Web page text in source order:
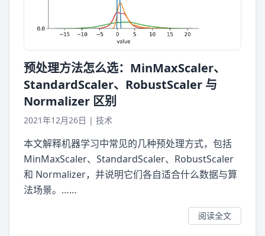
预处理方法怎么选：MinMaxScaler、
StandardScaler、RobustScaler 与
Normalizer 区别
2021年12月26日 | 技术
本文解释机器学习中常见的几种预处理方式，包括
MinMaxScaler、StandardScaler、RobustScaler
和 Normalizer，并说明它们各自适合什么数据与算
法场景。……
阅读全文